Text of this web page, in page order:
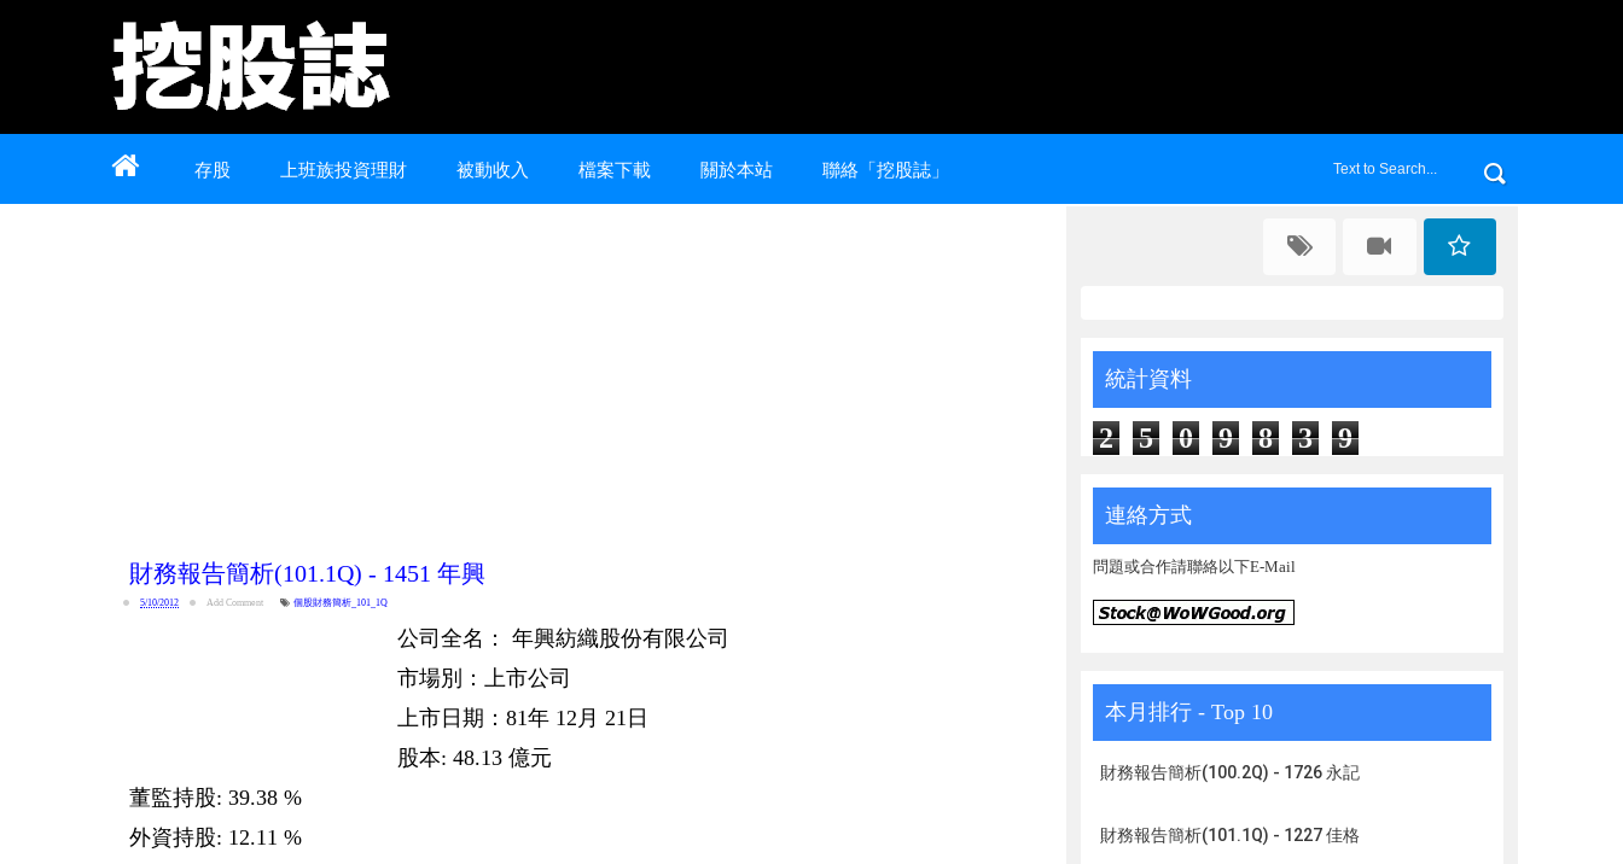
Home About Contact
存股 上班族投資理財 被動收入 檔案下載 關於本站 聯絡「挖股誌」
財務報告簡析(101.1Q) - 1451 年興
5/10/2012 Add Comment 個股財務簡析_101_1Q
公司全名： 年興紡織股份有限公司
市場別：上市公司
上市日期：81年 12月 21日
股本: 48.13 億元
董監持股: 39.38 %
外資持股: 12.11 %
統計資料
2 5 0 9 8 3 9
連絡方式
問題或合作請聯絡以下E-Mail
本月排行 - Top 10
財務報告簡析(100.2Q) - 1726 永記
財務報告簡析(101.1Q) - 1227 佳格